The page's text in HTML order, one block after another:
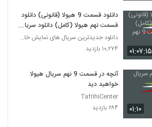
۰۱:۰۷:۱۵
دانلود قسمت 9 هیولا (قانونی) دانلود
قسمت نهم هیولا (کامل) دانلود سریال
هیولا قسمت 9 نهم (حجم کم)
دانلود جدیدترین سریال های نمایش خانگی
۱۰,۲۷۴ بازدید
۰۱:۱۰
آنچه در قسمت 9 نهم سریال هیولا
خواهید دید
TafrihiCenter
۲۸۴ بازدید